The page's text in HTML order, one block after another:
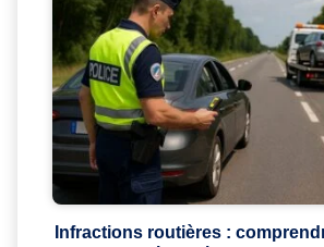
Infractions routières :